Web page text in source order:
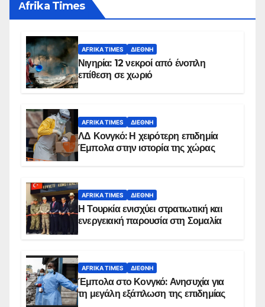
Αfrika Times
AFRIKA TIMES ΔΙΕΘΝΉ
Νιγηρία: 12 νεκροί από ένοπλη
επίθεση σε χωριό
AFRIKA TIMES ΔΙΕΘΝΉ
ΛΔ Κονγκό: Η χειρότερη επιδημία
Έμπολα στην ιστορία της χώρας
AFRIKA TIMES ΔΙΕΘΝΉ
Η Τουρκία ενισχύει στρατιωτική και
ενεργειακή παρουσία στη Σομαλία
AFRIKA TIMES ΔΙΕΘΝΉ
Έμπολα στο Κονγκό: Ανησυχία για
τη μεγάλη εξάπλωση της επιδημίας